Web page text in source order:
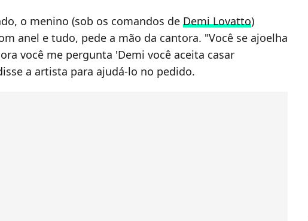
o menino (sob os comandos de Demi Lovatto)
anel e tudo, pede a mão da cantora. "Você se ajoelha
você me pergunta 'Demi você aceita casar
a artista para ajudá-lo no pedido.